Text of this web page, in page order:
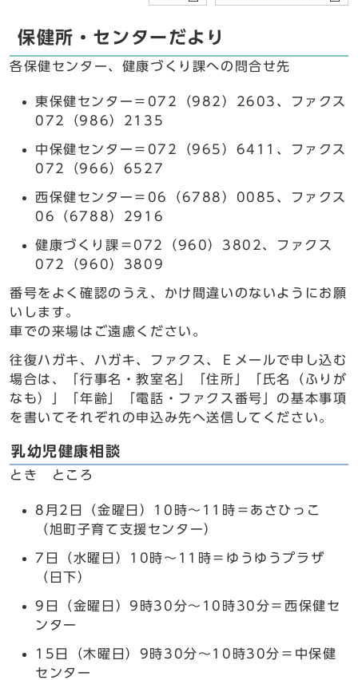
保健所・センターだより
各保健センター、健康づくり課への問合せ先
東保健センター＝072（982）2603、ファクス
072（986）2135
中保健センター＝072（965）6411、ファクス
072（966）6527
西保健センター＝06（6788）0085、ファクス
06（6788）2916
健康づくり課＝072（960）3802、ファクス
072（960）3809
番号をよく確認のうえ、かけ間違いのないようにお願
いします。
車での来場はご遠慮ください。
往復ハガキ、ハガキ、ファクス、Ｅメールで申し込む
場合は、「行事名・教室名」「住所」「氏名（ふりが
なも）」「年齢」「電話・ファクス番号」の基本事項
を書いてそれぞれの申込み先へ送信してください。
乳幼児健康相談
とき ところ
8月2日（金曜日）10時～11時＝あさひっこ
（旭町子育て支援センター）
7日（水曜日）10時～11時＝ゆうゆうプラザ
（日下）
9日（金曜日）9時30分～10時30分＝西保健セ
ンター
15日（木曜日）9時30分～10時30分＝中保健
センター